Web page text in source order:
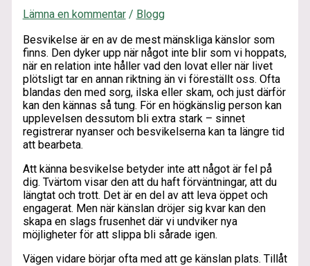
Lämna en kommentar / Blogg
Besvikelse är en av de mest mänskliga känslor som
finns. Den dyker upp när något inte blir som vi hoppats,
när en relation inte håller vad den lovat eller när livet
plötsligt tar en annan riktning än vi föreställt oss. Ofta
blandas den med sorg, ilska eller skam, och just därför
kan den kännas så tung. För en högkänslig person kan
upplevelsen dessutom bli extra stark – sinnet
registrerar nyanser och besvikelserna kan ta längre tid
att bearbeta.
Att känna besvikelse betyder inte att något är fel på
dig. Tvärtom visar den att du haft förväntningar, att du
längtat och trott. Det är en del av att leva öppet och
engagerat. Men när känslan dröjer sig kvar kan den
skapa en slags frusenhet där vi undviker nya
möjligheter för att slippa bli sårade igen.
Vägen vidare börjar ofta med att ge känslan plats. Tillåt